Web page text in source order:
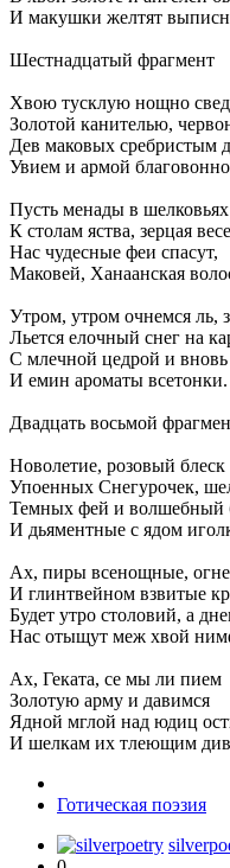
И макушки желтят
Шестнадцатый фрагмент
Хвою тусклую нощно
Золотой канителью,
Дев маковых сребристым
Увием и армой
Пусть менады в шелковьях
К столам яства, зерцая
Нас чудесные феи спасут,
Маковей, Ханаанская
Утром, утром очнемся ль,
Льется елочный снег на
С млечной цедрой и
И емин ароматы всетонки.
Двадцать восьмой
Новолетие, розовый блеск
Упоенных Снегурочек,
Темных фей и волшебный
И дьяментные с ядом
Ах, пиры всенощные,
И глинтвейном взвитые
Будет утро столовий, а
Нас отыщут меж хвой
Ах, Геката, се мы ли пием
Золотую арму и давимся
Ядной мглой над юдиц
И шелкам их тлеющим
Готическая поэзия